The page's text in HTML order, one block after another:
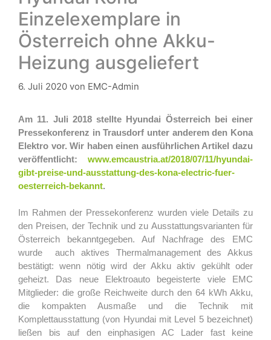
Einzelexemplare in
Österreich ohne Akku-
Heizung ausgeliefert
6. Juli 2020 von EMC-Admin
Am 11. Juli 2018 stellte Hyundai Österreich bei einer
Pressekonferenz in Trausdorf unter anderem den Kona
Elektro vor. Wir haben einen ausführlichen Artikel dazu
veröffentlicht: www.emcaustria.at/2018/07/11/hyundai-
gibt-preise-und-ausstattung-des-kona-electric-fuer-
oesterreich-bekannt.
Im Rahmen der Pressekonferenz wurden viele Details zu
den Preisen, der Technik und zu Ausstattungsvarianten für
Österreich bekanntgegeben. Auf Nachfrage des EMC
wurde auch aktives Thermalmanagement des Akkus
bestätigt: wenn nötig wird der Akku aktiv gekühlt oder
geheizt. Das neue Elektroauto begeisterte viele EMC
Mitglieder: die große Reichweite durch den 64 kWh Akku,
die kompakten Ausmaße und die Technik mit
Komplettausstattung (von Hyundai mit Level 5 bezeichnet)
ließen bis auf den einphasigen AC Lader fast keine